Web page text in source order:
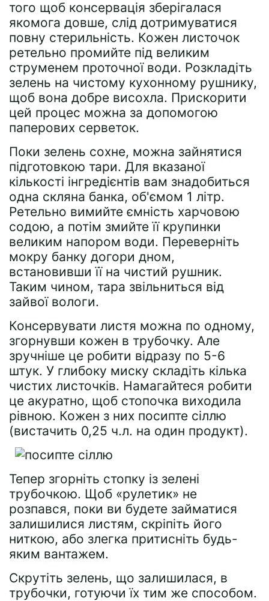
того щоб консервація зберігалася
якомога довше, слід дотримуватися
повну стерильність. Кожен листочок
ретельно промийте під великим
струменем проточної води. Розкладіть
зелень на чистому кухонному рушнику,
щоб вона добре висохла. Прискорити
цей процес можна за допомогою
паперових серветок.
Поки зелень сохне, можна зайнятися
підготовкою тари. Для вказаної
кількості інгредієнтів вам знадобиться
одна скляна банка, об'ємом 1 літр.
Ретельно вимийте ємність харчовою
содою, а потім змийте її крупинки
великим напором води. Переверніть
мокру банку догори дном,
встановивши її на чистий рушник.
Таким чином, тара звільниться від
зайвої вологи.
Консервувати листя можна по одному,
згорнувши кожен в трубочку. Але
зручніше це робити відразу по 5-6
штук. У глибоку миску складіть кілька
чистих листочків. Намагайтеся робити
це акуратно, щоб стопочка виходила
рівною. Кожен з них посипте сіллю
(вистачить 0,25 ч.л. на один продукт).
Тепер згорніть стопку із зелені
трубочкою. Щоб «рулетик» не
розпався, поки ви будете займатися
залишилися листям, скріпіть його
ниткою, або злегка притисніть будь-
яким вантажем.
Скрутіть зелень, що залишилася, в
трубочки, готуючи їх тим же способом.